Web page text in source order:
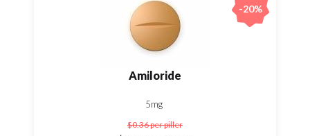
Amiloride
5mg
$0.36per piller
-20%